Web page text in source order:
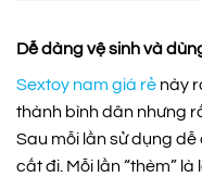
Dễ dàng vệ sinh và
Sextoy nam giá rẻ này
thành bình dân nhưng
Sau mỗi lần sử dụng
cất đi. Mỗi lần “thèm”